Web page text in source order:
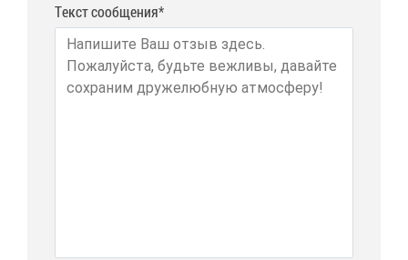
Текст сообщения*